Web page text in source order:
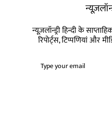
न्यूज़लॉन्ड्री हिन्दी के
रिपोर्ट्स, टिप्पणियां और